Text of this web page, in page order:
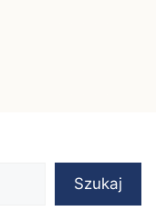
Szukaj